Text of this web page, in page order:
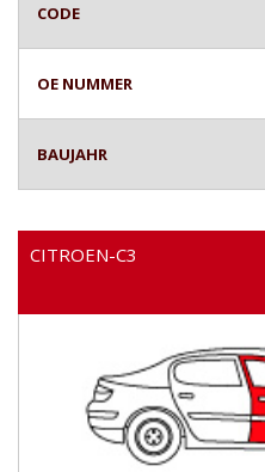
CODE
OE NUMMER
BAUJAHR
CITROEN-C3